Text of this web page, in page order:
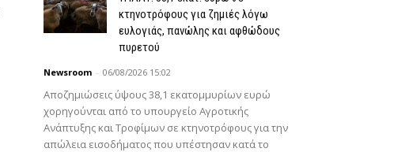
κτηνοτρόφους για ζημιές λόγω
ευλογιάς, πανώλης και αφθώδους
πυρετού
Newsroom - 06/08/2026 15:02
Αποζημιώσεις ύψους 38,1 εκατομμυρίων ευρώ
χορηγούνται από το υπουργείο Αγροτικής
Ανάπτυξης και Τροφίμων σε κτηνοτρόφους για την
απώλεια εισοδήματος που υπέστησαν κατά το